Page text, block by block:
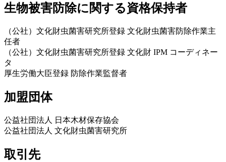
生物被害防除に関する資格保持者
（公社）文化財虫菌害研究所登録 文化財虫菌害防除作業主
任者
（公社）文化財虫菌害研究所登録 文化財 IPM コーディネー
タ
厚生労働大臣登録 防除作業監督者
加盟団体
公益社団法人 日本木材保存協会
公益社団法人 文化財虫菌害研究所
取引先